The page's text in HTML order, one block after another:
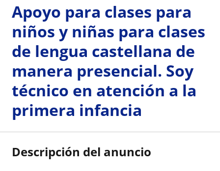
Apoyo para clases para
niños y niñas para clases
de lengua castellana de
manera presencial. Soy
técnico en atención a la
primera infancia
Descripción del anuncio